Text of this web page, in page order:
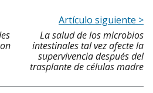
Artículo siguiente >
La salud de los microbios
intestinales tal vez afecte la
supervivencia después del
trasplante de células madre